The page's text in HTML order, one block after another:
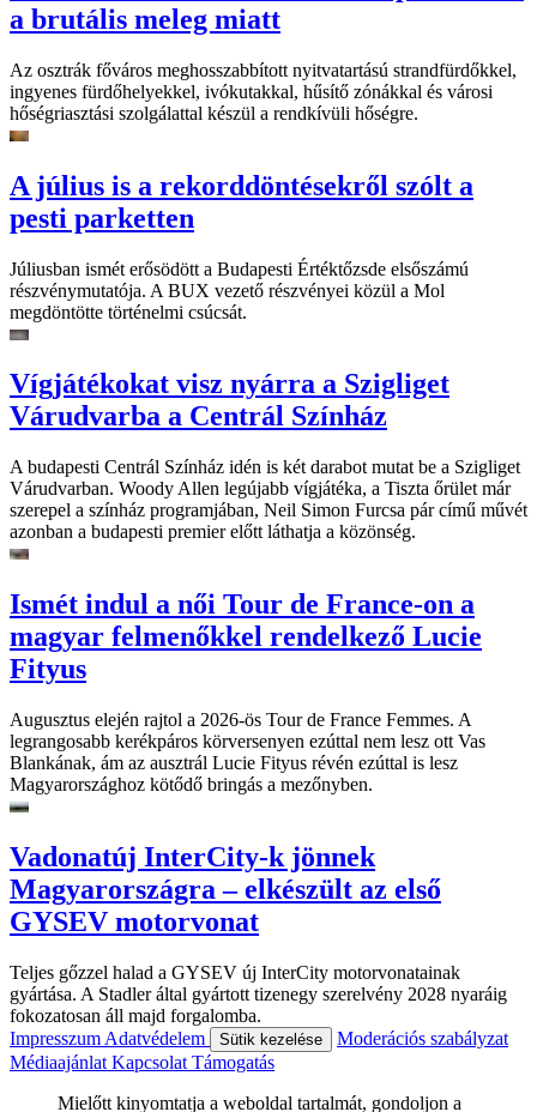
a brutális meleg miatt
Az osztrák főváros meghosszabbított nyitvatartású strandfürdőkkel,
ingyenes fürdőhelyekkel, ivókutakkal, hűsítő zónákkal és városi
hőségriasztási szolgálattal készül a rendkívüli hőségre.
A július is a rekorddöntésekről szólt a
pesti parketten
Júliusban ismét erősödött a Budapesti Értéktőzsde elsőszámú
részvénymutatója. A BUX vezető részvényei közül a Mol
megdöntötte történelmi csúcsát.
Vígjátékokat visz nyárra a Szigliget
Várudvarba a Centrál Színház
A budapesti Centrál Színház idén is két darabot mutat be a Szigliget
Várudvarban. Woody Allen legújabb vígjátéka, a Tiszta őrület már
szerepel a színház programjában, Neil Simon Furcsa pár című művét
azonban a budapesti premier előtt láthatja a közönség.
Ismét indul a női Tour de France-on a
magyar felmenőkkel rendelkező Lucie
Fityus
Augusztus elején rajtol a 2026-ös Tour de France Femmes. A
legrangosabb kerékpáros körversenyen ezúttal nem lesz ott Vas
Blankának, ám az ausztrál Lucie Fityus révén ezúttal is lesz
Magyarországhoz kötődő bringás a mezőnyben.
Vadonatúj InterCity-k jönnek
Magyarországra – elkészült az első
GYSEV motorvonat
Teljes gőzzel halad a GYSEV új InterCity motorvonatainak
gyártása. A Stadler által gyártott tizenegy szerelvény 2028 nyaráig
fokozatosan áll majd forgalomba.
Impresszum Adatvédelem Sütik kezelése
Moderációs szabályzat
Médiaajánlat Kapcsolat Támogatás
Mielőtt kinyomtatja a weboldal tartalmát, gondoljon a